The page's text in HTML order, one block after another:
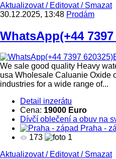
Aktualizovat/ Editovat/ Smazat
30.12.2025, 13:48 Prodám
WhatsApp(+44
We sale good quality Heavy
usa Wholesale Caluanie Oxide
industries for a wide range of...
Detail inzerátu
Cena: 19000 Euro
Dívčí oblečení a obuv na
Praha -
173
1
Aktualizovat/ Editovat/ Smazat